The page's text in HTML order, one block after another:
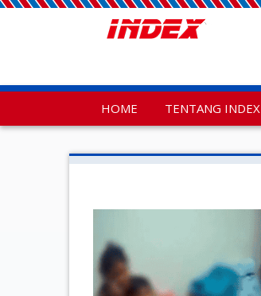
HOME TENTANG INDEX